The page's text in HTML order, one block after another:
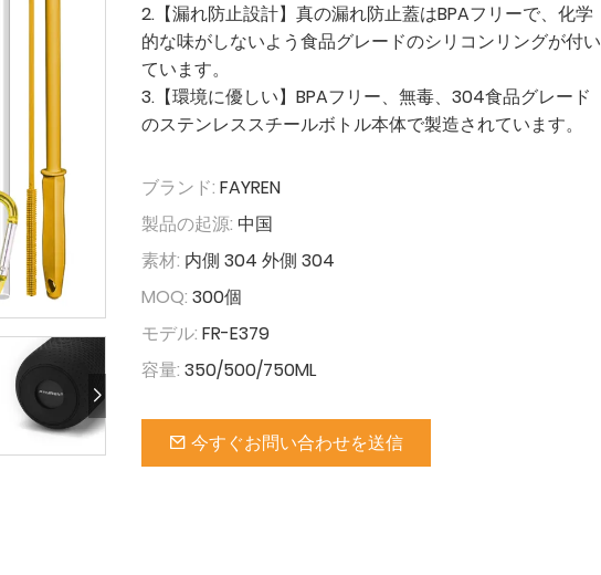
2.【漏れ防止設計】真の漏れ防止蓋はBPAフリーで、化学
的な味がしないよう食品グレードのシリコンリングが付い
ています。
3.【環境に優しい】BPAフリー、無毒、304食品グレード
のステンレススチールボトル本体で製造されています。
ブランド: FAYREN
製品の起源: 中国
素材: 内側 304 外側 304
MOQ: 300個
モデル: FR-E379
容量: 350/500/750ML
今すぐお問い合わせを送信